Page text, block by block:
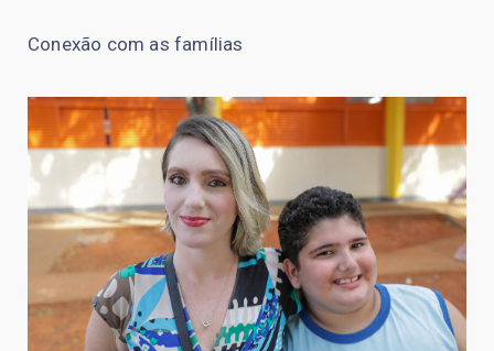
Conexão com as famílias